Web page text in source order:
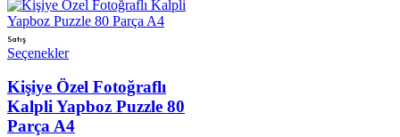
Satış
Seçenekler
Kişiye Özel Fotoğraflı
Kalpli Yapboz Puzzle 80
Parça A4